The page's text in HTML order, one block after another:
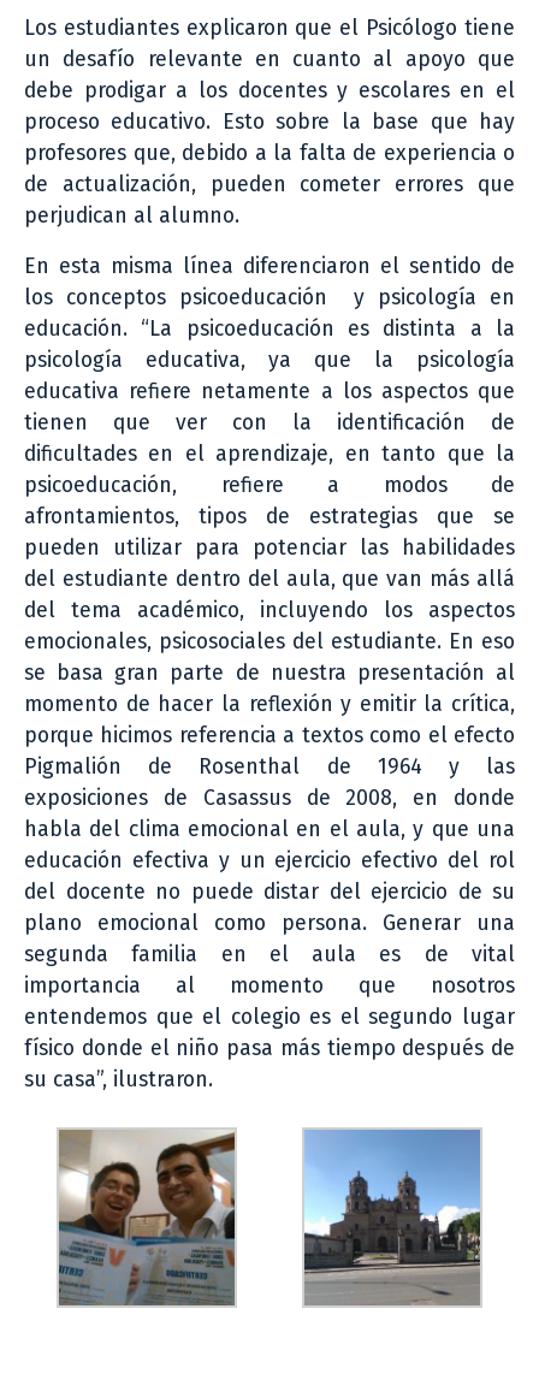
Los estudiantes explicaron que el Psicólogo tiene
un desafío relevante en cuanto al apoyo que
debe prodigar a los docentes y escolares en el
proceso educativo. Esto sobre la base que hay
profesores que, debido a la falta de experiencia o
de actualización, pueden cometer errores que
perjudican al alumno.
En esta misma línea diferenciaron el sentido de
los conceptos psicoeducación y psicología en
educación. “La psicoeducación es distinta a la
psicología educativa, ya que la psicología
educativa refiere netamente a los aspectos que
tienen que ver con la identificación de
dificultades en el aprendizaje, en tanto que la
psicoeducación, refiere a modos de
afrontamientos, tipos de estrategias que se
pueden utilizar para potenciar las habilidades
del estudiante dentro del aula, que van más allá
del tema académico, incluyendo los aspectos
emocionales, psicosociales del estudiante. En eso
se basa gran parte de nuestra presentación al
momento de hacer la reflexión y emitir la crítica,
porque hicimos referencia a textos como el efecto
Pigmalión de Rosenthal de 1964 y las
exposiciones de Casassus de 2008, en donde
habla del clima emocional en el aula, y que una
educación efectiva y un ejercicio efectivo del rol
del docente no puede distar del ejercicio de su
plano emocional como persona. Generar una
segunda familia en el aula es de vital
importancia al momento que nosotros
entendemos que el colegio es el segundo lugar
físico donde el niño pasa más tiempo después de
su casa”, ilustraron.